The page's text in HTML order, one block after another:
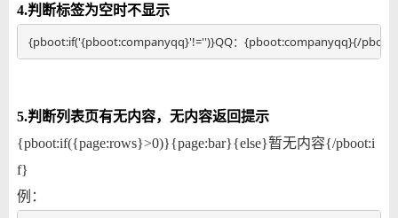
4.判断标签为空时不显示
{pboot:if('{pboot:companyqq}'!='')}QQ：{pboot:companyqq}{/
5.判断列表页有无内容，无内容返回提示
{pboot:if({page:rows}>0)}{page:bar}{else}暂无内容{/pboot:i
f}
例：